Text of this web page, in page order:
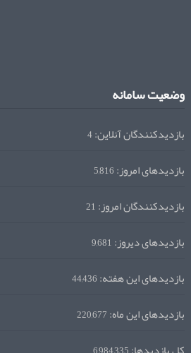
وضعیت سامانه
بازدیدکنندگان آنلاین:
بازدیدهای امروز:5,816
بازدیدکنندگان امروز:21
بازدیدهای دیروز:9,681
بازدیدهای این هفته:44,436